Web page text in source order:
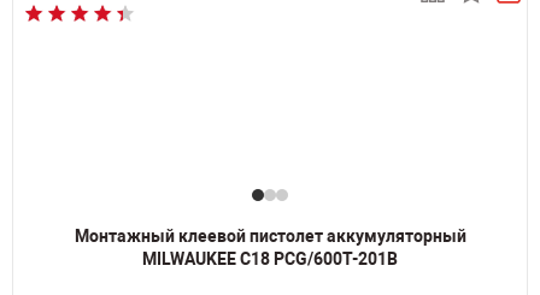
Монтажный клеевой пистолет аккумуляторный
MILWAUKEE C18 PCG/600T-201B